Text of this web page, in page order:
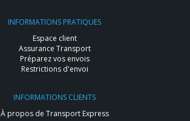
INFORMATIONS PRATIQUES
Espace client
Assurance Transport
Préparez vos envois
Restrictions d'envoi
INFORMATIONS CLIENTS
À propos de Transport Express